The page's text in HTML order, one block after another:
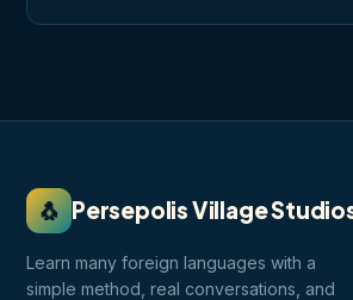
🐧 Persepolis Village
Learn many foreign languages with a
simple method, real conversations, and